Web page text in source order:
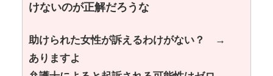
けないのが正解だろうな
助けられた女性が訴えるわけがない？ →
ありますよ